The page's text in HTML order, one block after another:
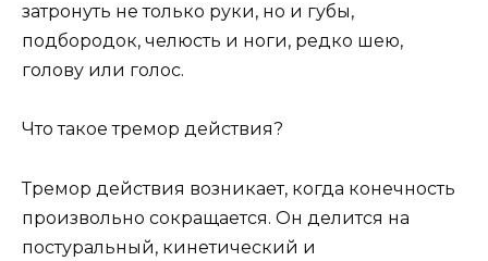
затронуть не только руки, но и губы,
подбородок, челюсть и ноги, редко шею,
голову или голос.
Что такое тремор действия?
Тремор действия возникает, когда конечность
произвольно сокращается. Он делится на
постуральный, кинетический и